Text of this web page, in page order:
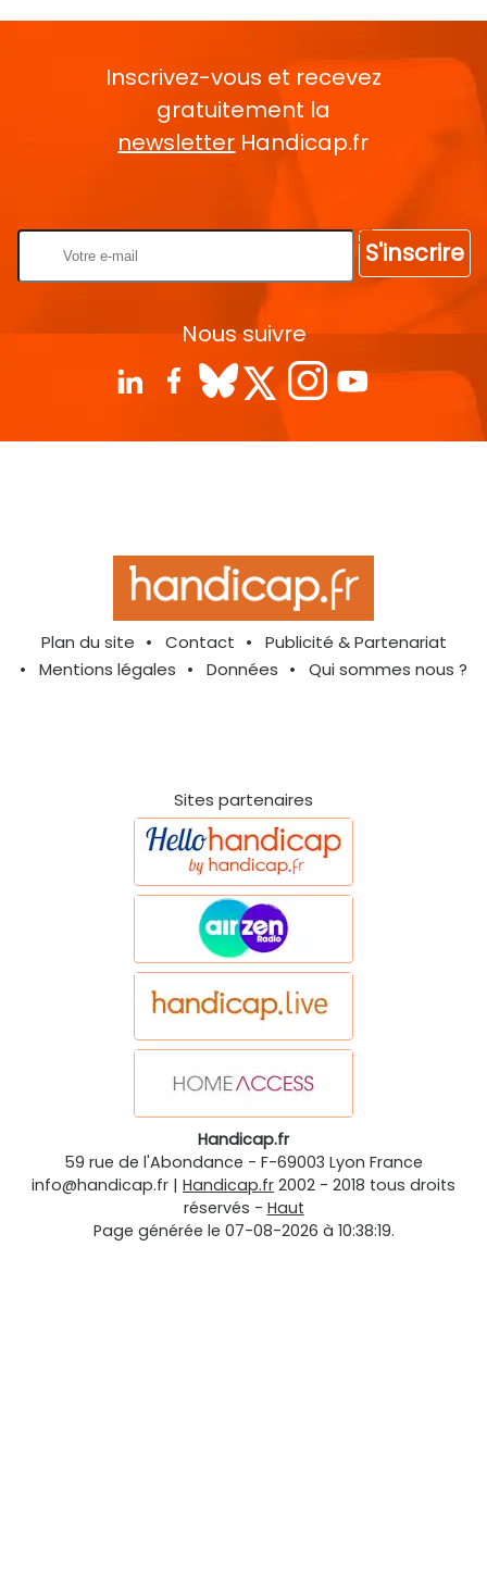
Inscrivez-vous et recevez
gratuitement la
newsletter Handicap.fr
S'inscrire
Nous suivre
Plan du site Contact
Publicité & Partenariat
Mentions légales
Données Qui sommes nous ?
Sites partenaires
Handicap.fr
59 rue de l'Abondance - F-69003 Lyon France
info@handicap.fr | Handicap.fr 2002 - 2018 tous droits
réservés - Haut
Page générée le 07-08-2026 à 10:38:19.